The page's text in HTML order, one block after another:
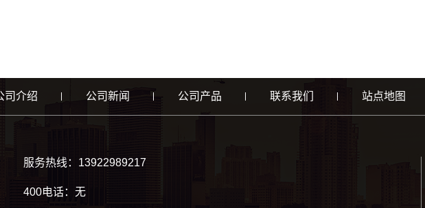
司介绍 公司新闻 公司产品 联系我们 站点地图
服务热线：13922989217
400电话：无